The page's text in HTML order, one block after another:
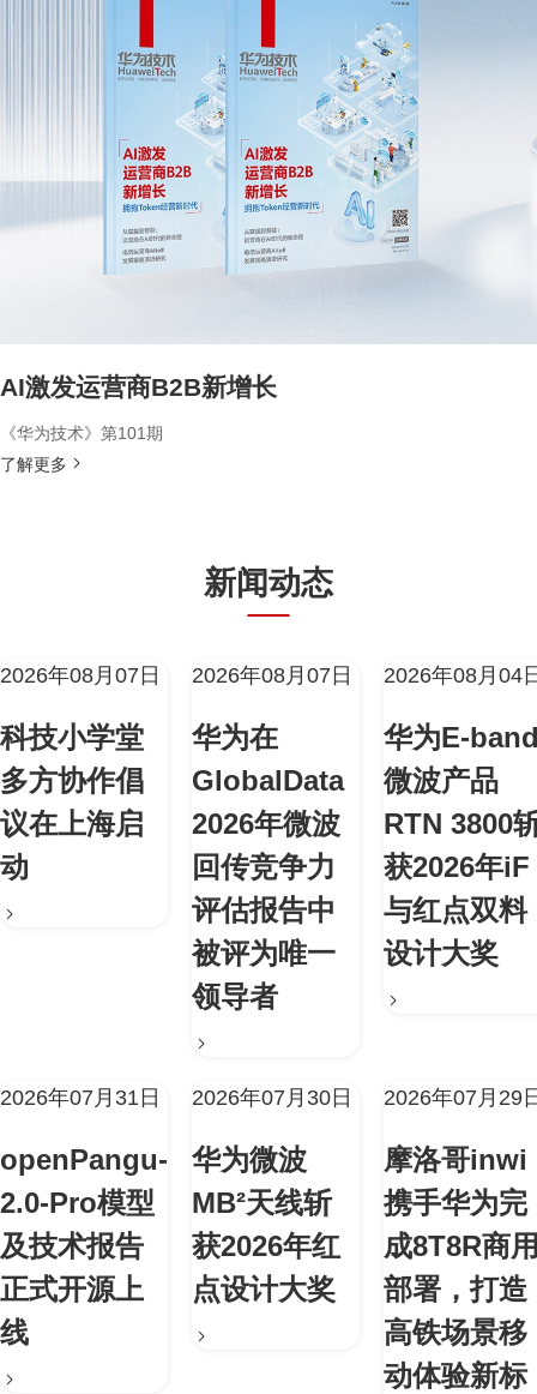
AI激发运营商B2B新增长
《华为技术》第101期
了解更多
新闻动态
2026年08月07日
科技小学堂
多方协作倡
议在上海启
动
2026年08月07日
华为在
GlobalData
2026年微波
回传竞争力
评估报告中
被评为唯一
领导者
2026年08月04
华为E-
微波产品
RTN 3800
获2026年iF
与红点双料
设计大奖
2026年07月31日
openPangu-
2.0-Pro模型
及技术报告
正式开源上
线
2026年07月30日
华为微波
MB²天线斩
获2026年红
点设计大奖
2026年07月29
摩洛哥inwi
携手华为完
成8T8R商
部署，打造
高铁场景移
动体验新标